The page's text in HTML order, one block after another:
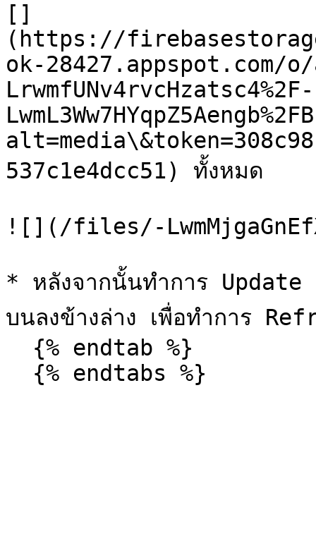
[]
(https://
ok-28427.appspot.com/o/
537c1e4dcc51) ทั้งหมด
![](/files/-
* หลังจากนั้นทำการ Update
บนลงข้างล่าง เพื่อทำการ